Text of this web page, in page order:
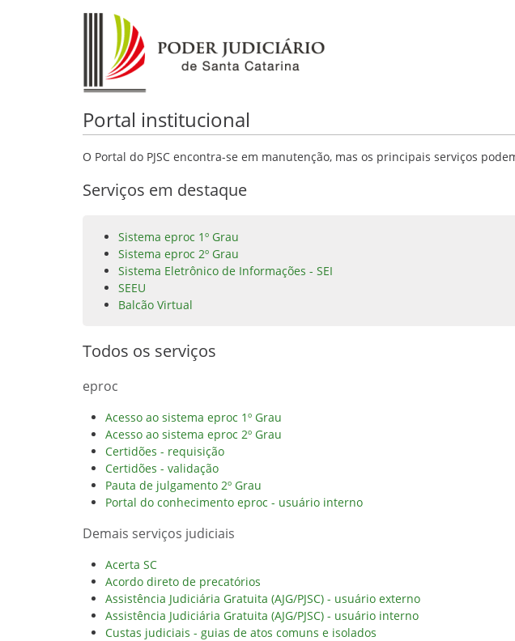
Portal institucional
O Portal do PJSC encontra-se em manutenção, mas os principais serviços
Serviços em destaque
Sistema eproc 1º Grau
Sistema eproc 2º Grau
Sistema Eletrônico de Informações - SEI
SEEU
Balcão Virtual
Todos os serviços
eproc
Acesso ao sistema eproc 1º Grau
Acesso ao sistema eproc 2º Grau
Certidões - requisição
Certidões - validação
Pauta de julgamento 2º Grau
Portal do conhecimento eproc - usuário interno
Demais serviços judiciais
Acerta SC
Acordo direto de precatórios
Assistência Judiciária Gratuita (AJG/PJSC) - usuário externo
Assistência Judiciária Gratuita (AJG/PJSC) - usuário interno
Custas judiciais - guias de atos comuns e isolados